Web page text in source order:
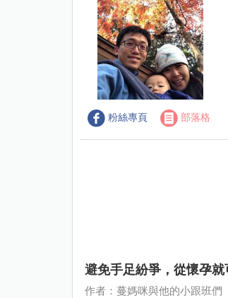
粉絲專頁 部落格
避免手足紛爭，從懷孕
作者：蔓媽咪與他的小跟班們